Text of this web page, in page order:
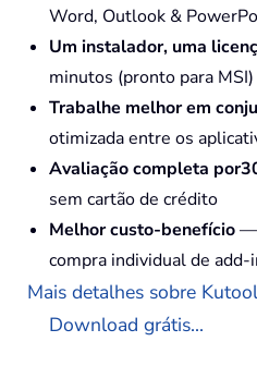
Word, Outlook &
Um instalador, uma
minutos (pronto para MSI)
Trabalhe melhor em
otimizada entre os
Avaliação completa
sem cartão de crédito
Melhor custo-benefício—
compra individual de add-
Mais detalhes sobre
Download grátis...